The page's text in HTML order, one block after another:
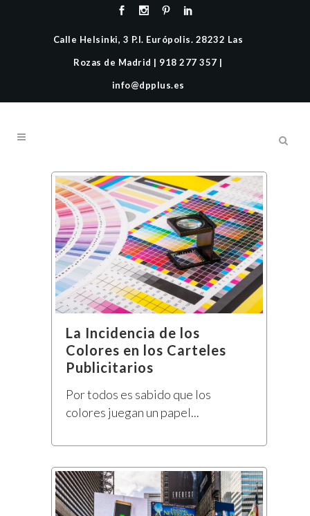
Calle Helsinki, 3 P.I. Európolis. 28232 Las
Rozas de Madrid | 918 277 357 |
info@dpplus.es
La Incidencia de los
Colores en los Carteles
Publicitarios
Por todos es sabido que los
colores juegan un papel...